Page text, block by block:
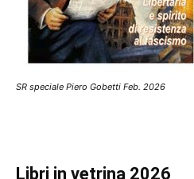
SR speciale Piero Gobetti Feb. 2026
Libri in vetrina 2026